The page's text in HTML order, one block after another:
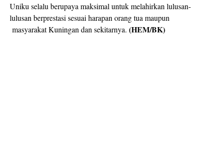
Uniku selalu berupaya maksimal untuk melahirkan lulusan-
lulusan berprestasi sesuai harapan orang tua maupun
masyarakat Kuningan dan sekitarnya. (HEM/BK)